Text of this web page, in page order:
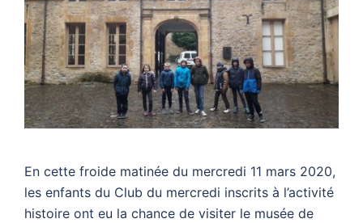
En cette froide matinée du mercredi 11 mars 2020,
les enfants du Club du mercredi inscrits à l’activité
histoire ont eu la chance de visiter le musée de